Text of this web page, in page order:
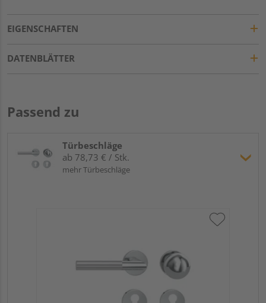
EIGENSCHAFTEN
DATENBLÄTTER
Passend zu
Türbeschläge
ab 78,73 € / Stk.
mehr Türbeschläge